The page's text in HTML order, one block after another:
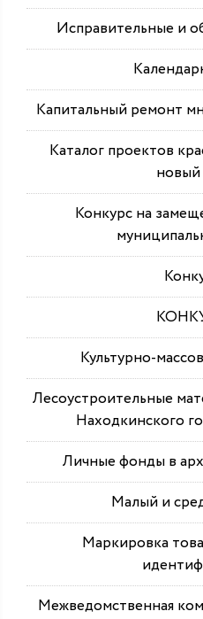
Исправительные и
Капитальный ремонт
Каталог проектов
Конкурс на
Культурно-
Лесоустроительные
Находкинского
Личные фонды в
Малый и
Маркировка
Межведомственная